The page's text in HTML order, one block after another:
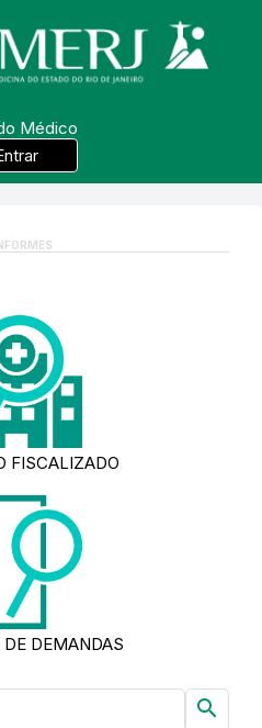
Médico
FISCALIZADO
DEMANDAS
search